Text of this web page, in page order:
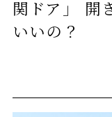
関ドア」 開
いいの？